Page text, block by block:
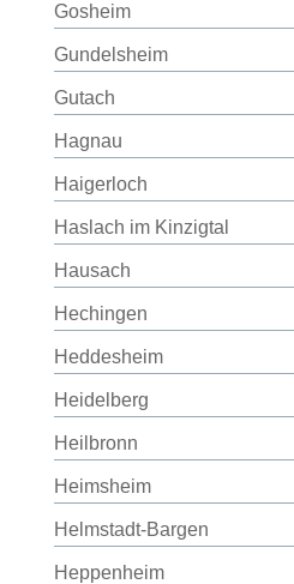
Gosheim
Gundelsheim
Gutach
Hagnau
Haigerloch
Haslach im Kinzigtal
Hausach
Hechingen
Heddesheim
Heidelberg
Heilbronn
Heimsheim
Helmstadt-Bargen
Heppenheim